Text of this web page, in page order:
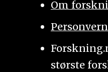
Om
største